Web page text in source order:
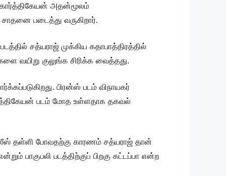
அதன்மூலம்
படைத்து வருகிறார்.
சத்யராஜ் முக்கிய கதாபாத்திரத்தில்
வயிறு குலுங்க சிரிக்க வைத்தது.
பிரன்ஸ் படம் விநாயகர்
படம் மோத உள்ளதாக தகவல்
தள்ளி போவதற்கு காரணம் சத்யராஜ் தான்
பாகுபலி படத்திற்குப் பிறகு கட்டப்பா என்ற